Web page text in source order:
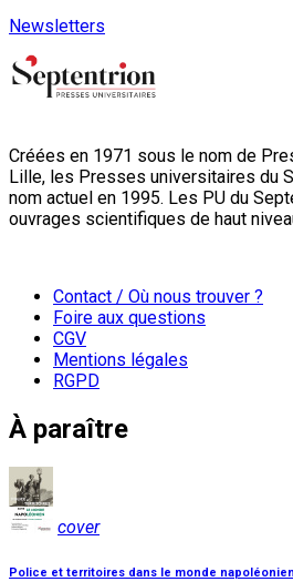
Newsletters
Créées en 1971 sous le nom de
Lille, les Presses universitaires du
nom actuel en 1995. Les PU du
ouvrages scientifiques de haut
Contact / Où nous trouver ?
Foire aux questions
CGV
Mentions légales
RGPD
À paraître
cover
Police et territoires dans le monde napoléonien